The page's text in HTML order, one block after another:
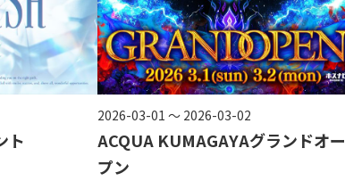
ト
2026-03-01 ～ 2026-03-02
ACQUA KUMAGAYAグランドオー
プン